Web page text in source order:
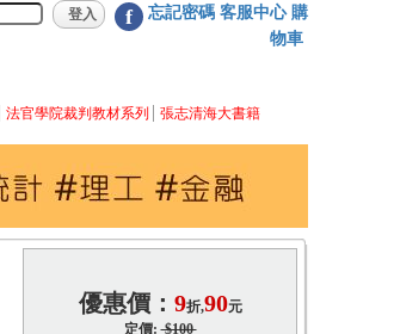
f 忘記密碼 客服中心 購
物車
法官學院裁判教材系列 張志清海大書籍
優惠價： 9折,90元
定價:$100